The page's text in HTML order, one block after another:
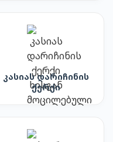
კასიას დარიჩინის
ქერქი